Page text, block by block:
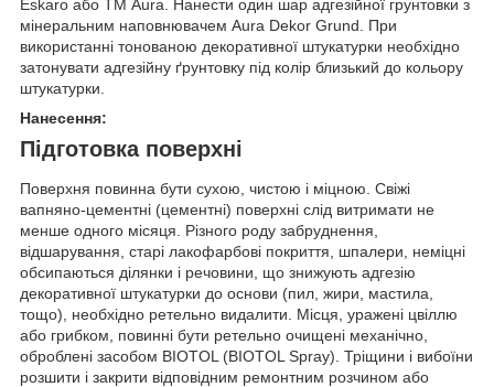
Eskaro або ТМ Aura. Нанести один шар адгезійної грунтовки з
мінеральним наповнювачем Aura Dekor Grund. При
використанні тонованою декоративної штукатурки необхідно
затонувати адгезійну ґрунтовку під колір близький до кольору
штукатурки.
Нанесення:
Підготовка поверхні
Поверхня повинна бути сухою, чистою і міцною. Свіжі
вапняно-цементні (цементні) поверхні слід витримати не
менше одного місяця. Різного роду забруднення,
відшарування, старі лакофарбові покриття, шпалери, неміцні
обсипаються ділянки і речовини, що знижують адгезію
декоративної штукатурки до основи (пил, жири, мастила,
тощо), необхідно ретельно видалити. Місця, уражені цвіллю
або грибком, повинні бути ретельно очищені механічно,
оброблені засобом BIOTOL (BIOTOL Spray). Тріщини і вибоїни
розшити і закрити відповідним ремонтним розчином або